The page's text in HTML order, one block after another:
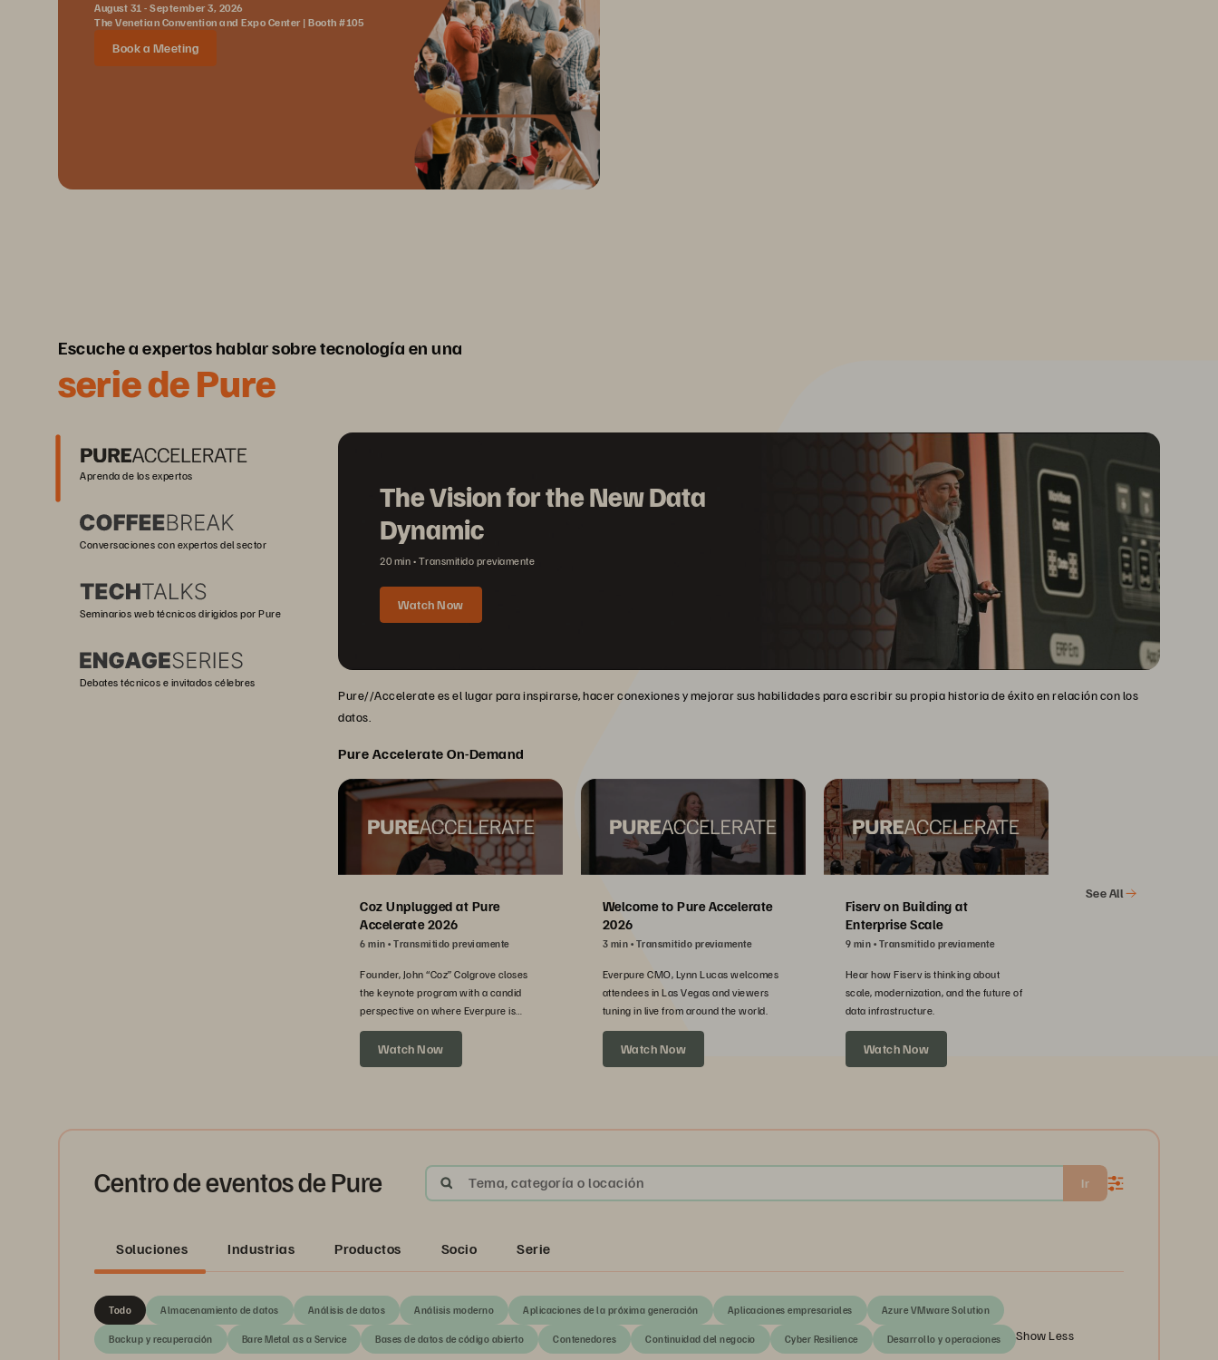
August 31 - September 3, 2026
The Venetian Convention and Expo Center | Booth #105
Book a Meeting
Escuche a expertos hablar sobre tecnología en una
serie de Pure
Aprenda de los expertos
Conversaciones con expertos del sector
Seminarios web técnicos dirigidos por Pure
Debates técnicos e invitados célebres
The Vision for the New Data
Dynamic
20 min Transmitido previamente
Watch Now
Pure//Accelerate es el lugar para inspirarse, hacer conexiones y mejorar sus habilidades para escribir su propia historia de éxito en relación con los
datos.
Pure Accelerate On-Demand
Coz Unplugged at Pure
Accelerate 2026
6 min Transmitido previamente
Founder, John “Coz” Colgrove closes
the keynote program with a candid
perspective on where Everpure is
headed next.
Watch Now
Welcome to Pure Accelerate
2026
3 min Transmitido previamente
Everpure CMO, Lynn Lucas welcomes
attendees in Las Vegas and viewers
tuning in live from around the world.
Watch Now
Fiserv on Building at
Enterprise Scale
9 min Transmitido previamente
Hear how Fiserv is thinking about
scale, modernization, and the future of
data infrastructure.
Watch Now
See All
Centro de eventos de Pure Tema, categoría o locación Ir
Soluciones Industrias Productos Socio Serie
Todo Almacenamiento de datos Análisis de datos Análisis moderno Aplicaciones de la próxima generación Aplicaciones empresariales Azure VMware Solution
Backup y recuperación Bare Metal as a Service Bases de datos de código abierto Contenedores Continuidad del negocio Cyber Resilience Desarrollo y operaciones Show Less